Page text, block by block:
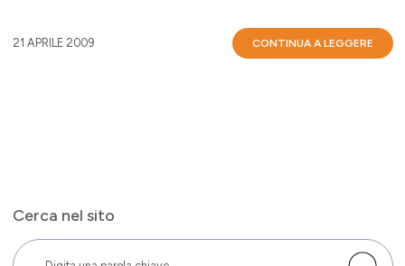
Cerca nel sito
21 APRILE 2009 CONTINUA A LEGGERE